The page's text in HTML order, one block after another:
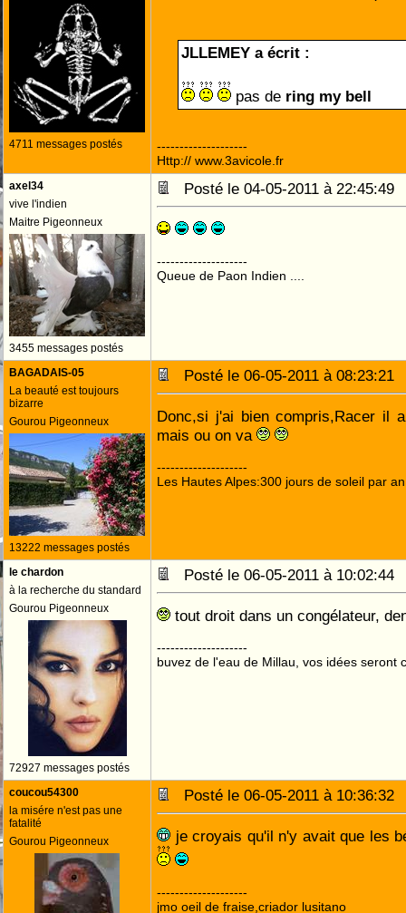
4711 messages postés
JLLEMEY a écrit :
pas de
--------------------
Http:// www.3avicole.fr
axel34
vive l'indien
Maitre Pigeonneux
3455 messages postés
Posté le 04-05-2011 à
--------------------
Queue de Paon Indien ....
BAGADAIS-05
La beauté est toujours
bizarre
Gourou Pigeonneux
13222 messages postés
Posté le 06-05-2011 à
Donc,si j'ai bien compris,Racer il
mais ou on va
--------------------
Les Hautes Alpes:300 jours de soleil par an
le chardon
à la recherche du standard
Gourou Pigeonneux
72927 messages postés
Posté le 06-05-2011 à
tout droit dans un congélateur,
--------------------
buvez de l'eau de Millau, vos idées seront
coucou54300
la misére n'est pas une
fatalité
Gourou Pigeonneux
Posté le 06-05-2011 à
je croyais qu'il n'y avait que les
--------------------
jmo oeil de fraise,criador lusitano